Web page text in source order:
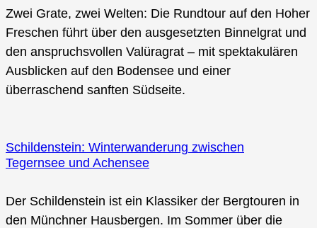
Zwei Grate, zwei Welten: Die Rundtour auf den Hoher
Freschen führt über den ausgesetzten Binnelgrat und
den anspruchsvollen Valüragrat – mit spektakulären
Ausblicken auf den Bodensee und einer
überraschend sanften Südseite.
Schildenstein: Winterwanderung zwischen
Tegernsee und Achensee
Der Schildenstein ist ein Klassiker der Bergtouren in
den Münchner Hausbergen. Im Sommer über die